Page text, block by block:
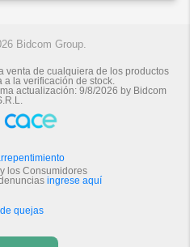
Bidcom Group.
venta de cualquiera de los productos
a la verificación de stock.
actualización: 9/8/2026 by Bidcom
los Consumidores
ingrese aquí
quejas